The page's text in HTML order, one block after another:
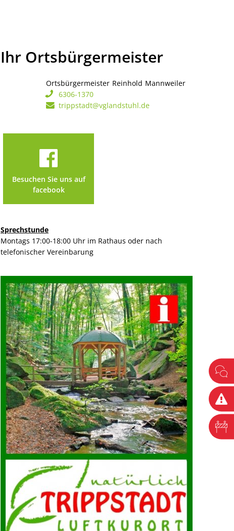
Ihr Ortsbürgermeister
Ortsbürgermeister Reinhold Mannweiler
6306-1370
trippstadt@vglandstuhl.de
Besuchen Sie uns auf
facebook
Sprechstunde
Montags 17:00-18:00 Uhr im Rathaus oder nach
telefonischer Vereinbarung